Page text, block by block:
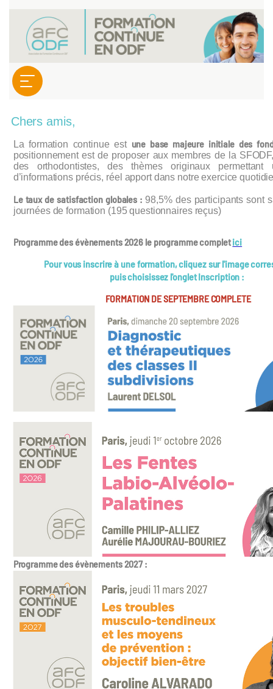
Chers amis,
La formation continue est une base majeure initiale des
positionnement est de proposer aux membres de la
des orthodontistes, des thèmes originaux permettant
d’informations précis, réel apport dans notre exercice
Le taux de satisfaction globales : 98,5% des participants sont
journées de formation (195 questionnaires reçus)
Programme des évènements 2026le programme completici
Pour vous inscrire à une formation, cliquez sur l'image
puis choisissez l'onglet Inscription :
FORMATION DE SEPTEMBRE COMPLETE
Programme des évènements 2027 :